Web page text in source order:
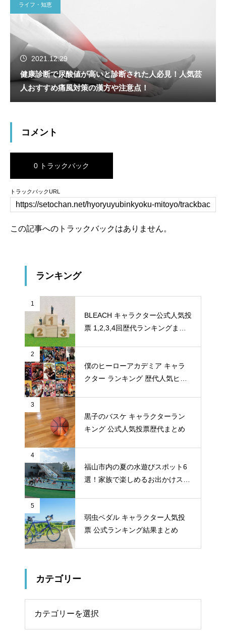
ライフ・知恵
2021.12.29
健康診断で尿酸値が高いと診断された人必見！人気芸
人おすすめ痛風対策の漢方や注意点！
コメント
0 トラックバック
トラックバックURL
この記事へのトラックバックはありません。
ランキング
1
BLEACH キャラクター公式人気投
票 1,2,3,4回歴代ランキングまと
2
僕のヒーローアカデミア キャラ
クター ランキング 歴代人気ヒー
3
黒子のバスケ キャラクターラン
キング 公式人気投票歴代まとめ
4
福山市内の夏の水遊びスポット6
選！家族で楽しめるお出かけスポ
5
弱虫ペダル キャラクター人気投
票 公式ランキング結果まとめ
カテゴリー